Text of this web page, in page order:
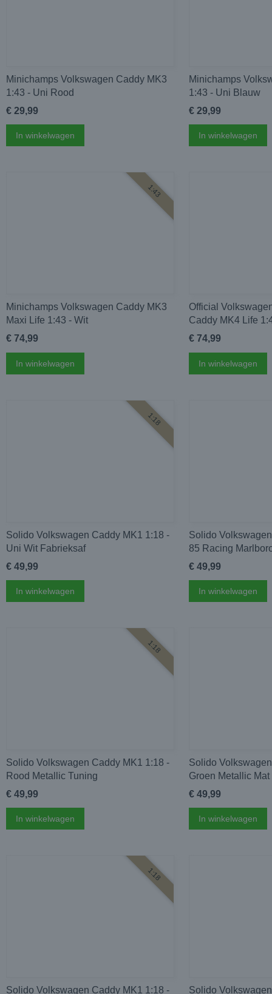
Minichamps Volkswagen Caddy MK3
1:43 - Uni Rood
€ 29,99
In winkelwagen
Minichamps
1:43 - Uni Blauw
€ 29,99
In winkelwagen
1:43
Minichamps Volkswagen Caddy MK3
Maxi Life 1:43 - Wit
€ 74,99
In winkelwagen
Official
Caddy MK4 Life
€ 74,99
In winkelwagen
1:18
Solido Volkswagen Caddy MK1 1:18 -
Uni Wit Fabrieksaf
€ 49,99
In winkelwagen
Solido
85 Racing
€ 49,99
In winkelwagen
1:18
Solido Volkswagen Caddy MK1 1:18 -
Rood Metallic Tuning
€ 49,99
In winkelwagen
Solido
Groen Metallic
€ 49,99
In winkelwagen
1:18
Solido Volkswagen Caddy MK1 1:18 -
Solido